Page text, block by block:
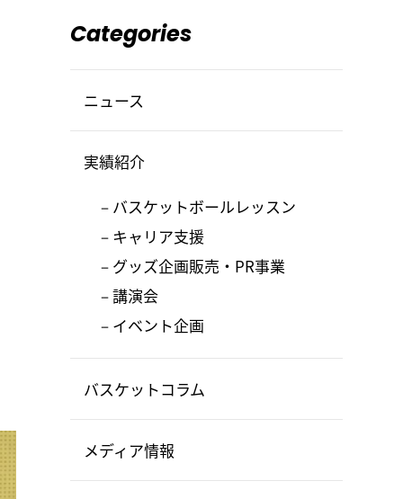
Categories
ニュース
実績紹介
バスケットボールレッスン
キャリア支援
グッズ企画販売・PR事業
講演会
イベント企画
バスケットコラム
メディア情報